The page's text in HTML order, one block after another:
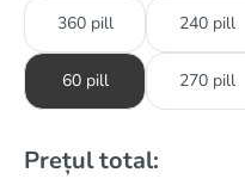
360 pill 240 pill
60 pill 270 pill
Prețul total: